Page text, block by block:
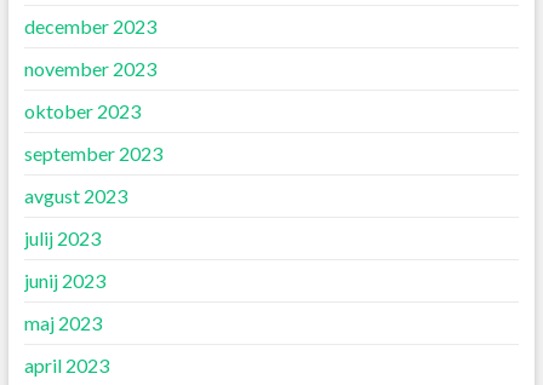
december 2023
november 2023
oktober 2023
september 2023
avgust 2023
julij 2023
junij 2023
maj 2023
april 2023